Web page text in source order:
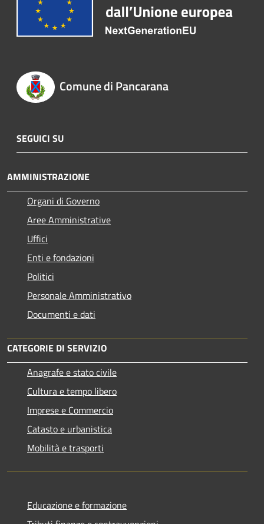
Comune di Pancarana
SEGUICI SU
AMMINISTRAZIONE
Organi di Governo
Aree Amministrative
Uffici
Enti e fondazioni
Politici
Personale Amministrativo
Documenti e dati
CATEGORIE DI SERVIZIO
Anagrafe e stato civile
Cultura e tempo libero
Imprese e Commercio
Catasto e urbanistica
Mobilità e trasporti
Educazione e formazione